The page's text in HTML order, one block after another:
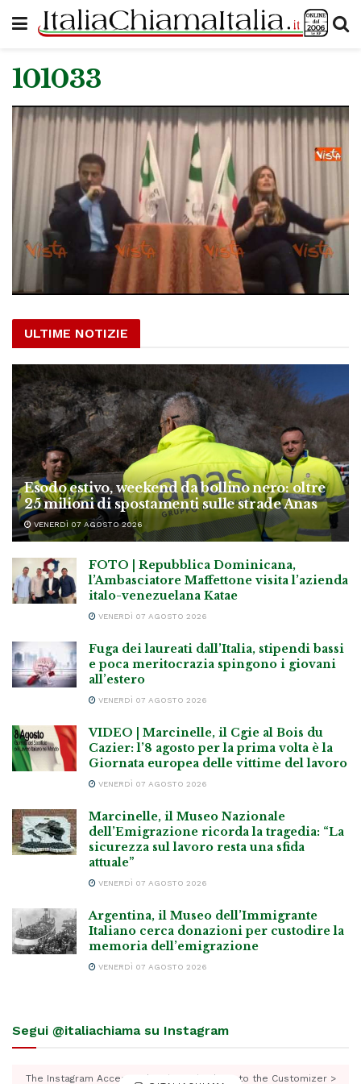
101033
ULTIME NOTIZIE
Esodo estivo, weekend da bollino nero: oltre
25 milioni di spostamenti sulle strade Anas
VENERDÌ 07 AGOSTO 2026
FOTO | Repubblica Dominicana,
l’Ambasciatore Maffettone visita l’azienda
italo-venezuelana Katae
VENERDÌ 07 AGOSTO 2026
Fuga dei laureati dall’Italia, stipendi bassi
e poca meritocrazia spingono i giovani
all’estero
VENERDÌ 07 AGOSTO 2026
VIDEO | Marcinelle, il Cgie al Bois du
Cazier: l’8 agosto per la prima volta è la
Giornata europea delle vittime del lavoro
VENERDÌ 07 AGOSTO 2026
Marcinelle, il Museo Nazionale
dell’Emigrazione ricorda la tragedia: “La
sicurezza sul lavoro resta una sfida
attuale”
VENERDÌ 07 AGOSTO 2026
Argentina, il Museo dell’Immigrante
Italiano cerca donazioni per custodire la
memoria dell’emigrazione
VENERDÌ 07 AGOSTO 2026
Segui @italiachiama su Instagram
The Instagram Access Token is expired, Go to the Customizer >